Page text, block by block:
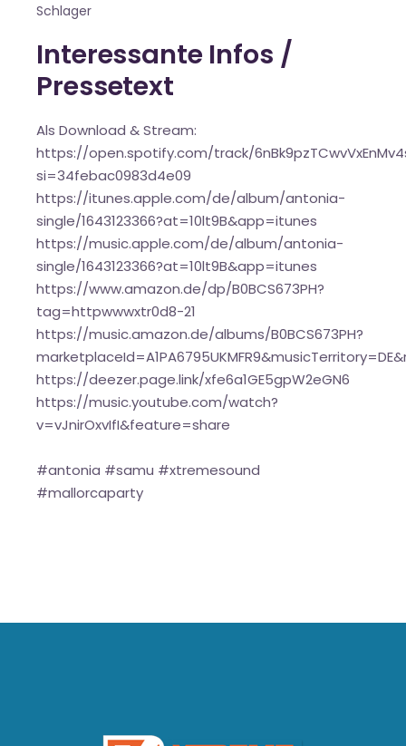
Schlager
Interessante Infos /
Pressetext
Als Download & Stream:
https://open.spotify.com/track/
si=34febac0983d4e09
https://itunes.apple.com/de/album/antonia-
single/1643123366?at=10lt9B&app=itunes
https://music.apple.com/de/album/antonia-
single/1643123366?at=10lt9B&app=itunes
https://www.amazon.de/dp/B0BCS673PH?
tag=httpwwwxtr0d8-21
https://music.amazon.de/albums/B0BCS673PH?
https://deezer.page.link/xfe6a1GE5gpW2eGN6
https://music.youtube.com/watch?
v=vJnirOxvIfI&feature=share
#antonia #samu #xtremesound
#mallorcaparty